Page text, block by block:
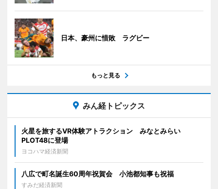
日本、豪州に惜敗 ラグビー
もっと見る
みん経トピックス
火星を旅するVR体験アトラクション みなとみらい
PLOT48に登場
ヨコハマ経済新聞
八広で町名誕生60周年祝賀会 小池都知事も祝福
すみだ経済新聞